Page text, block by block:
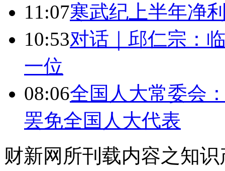
11:07寒武纪上半年净
10:53对话｜邱仁宗：
一位
08:06全国人大常委会
罢免全国人大代表
财新网所刊载内容之知